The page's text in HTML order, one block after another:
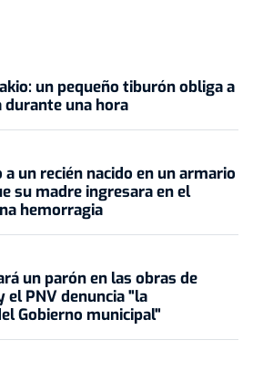
un pequeño tiburón obliga a
durante una hora
un recién nacido en un armario
su madre ingresara en el
hemorragia
un parón en las obras de
el PNV denuncia "la
Gobierno municipal"